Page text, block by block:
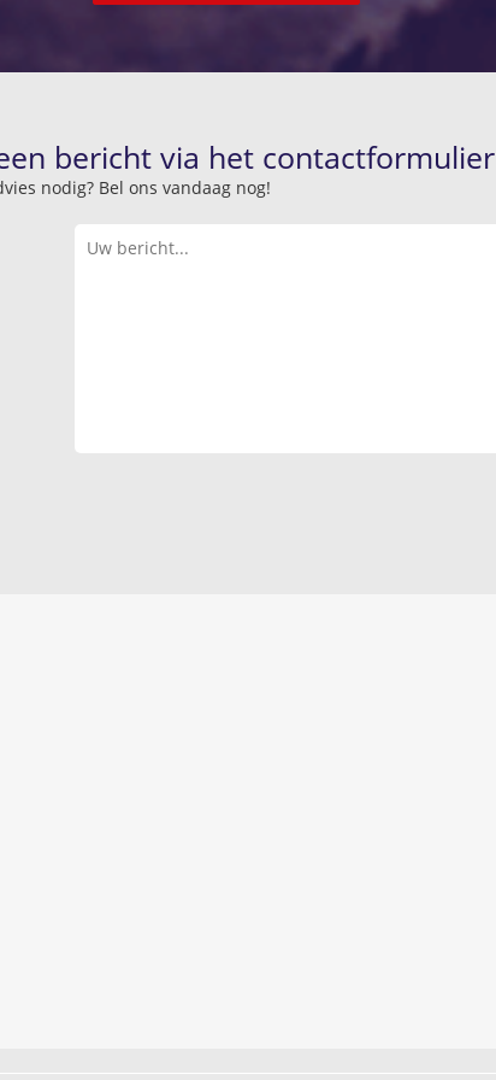
bericht via het
nodig? Bel ons vandaag nog!